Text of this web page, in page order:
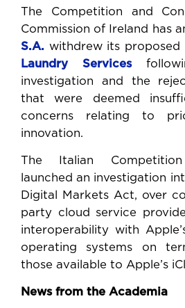
The Competition and
Commission of Ireland has
S.A. withdrew its proposed
Laundry Services
investigation and the
that were deemed
concerns relating to
innovation.
The Italian
launched an investigation
Digital Markets Act, over
party cloud service
interoperability with
operating systems on
those available to Apple’s
News from the Academia